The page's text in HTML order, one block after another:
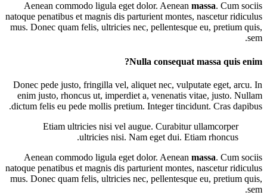
Aenean commodo ligula eget dolor. Aenean massa. Cum sociis
natoque penatibus et magnis dis parturient montes, nascetur ridiculus
mus. Donec quam felis, ultricies nec, pellentesque eu, pretium quis,
sem.
Nulla consequat massa quis enim?
Donec pede justo, fringilla vel, aliquet nec, vulputate eget, arcu. In
enim justo, rhoncus ut, imperdiet a, venenatis vitae, justo. Nullam
dictum felis eu pede mollis pretium. Integer tincidunt. Cras dapibus.
Etiam ultricies nisi vel augue. Curabitur ullamcorper
ultricies nisi. Nam eget dui. Etiam rhoncus.
Aenean commodo ligula eget dolor. Aenean massa. Cum sociis
natoque penatibus et magnis dis parturient montes, nascetur ridiculus
mus. Donec quam felis, ultricies nec, pellentesque eu, pretium quis,
sem.